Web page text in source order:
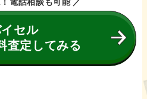
セル
査定してみる